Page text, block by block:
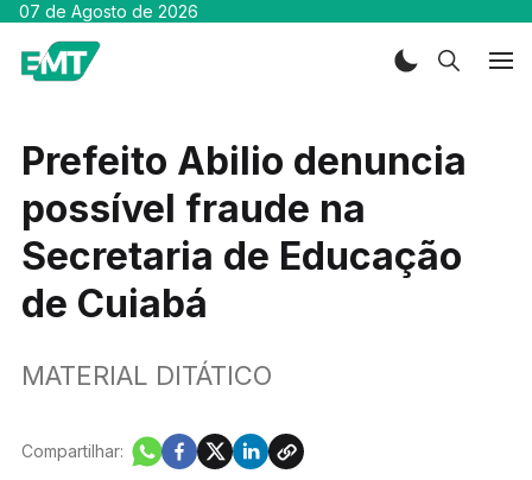
07 de Agosto de 2026
Prefeito Abilio denuncia
possível fraude na
Secretaria de Educação
de Cuiabá
MATERIAL DITÁTICO
Compartilhar: